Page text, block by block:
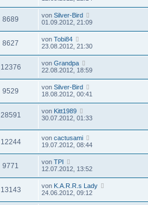
8689 von Silver-Bird
01.09.2012, 21:09
8627 von Tobi84
23.08.2012, 21:30
12376 von Grandpa
22.08.2012, 18:59
9529 von Silver-Bird
18.08.2012, 00:41
28591 von Kitt1989
30.07.2012, 01:33
12244 von cactusami
19.07.2012, 08:44
9771 von TPI
12.07.2012, 13:52
13143 von K.A.R.R.s Lady
24.06.2012, 09:12